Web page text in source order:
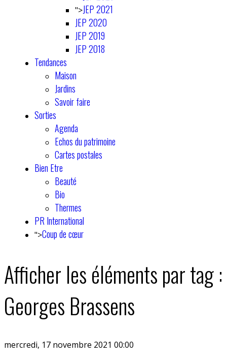
">JEP 2021
JEP 2020
JEP 2019
JEP 2018
Tendances
Maison
Jardins
Savoir faire
Sorties
Agenda
Echos du patrimoine
Cartes postales
Bien Etre
Beauté
Bio
Thermes
PR International
">Coup de cœur
Afficher les éléments par tag :
Georges Brassens
mercredi, 17 novembre 2021 00:00